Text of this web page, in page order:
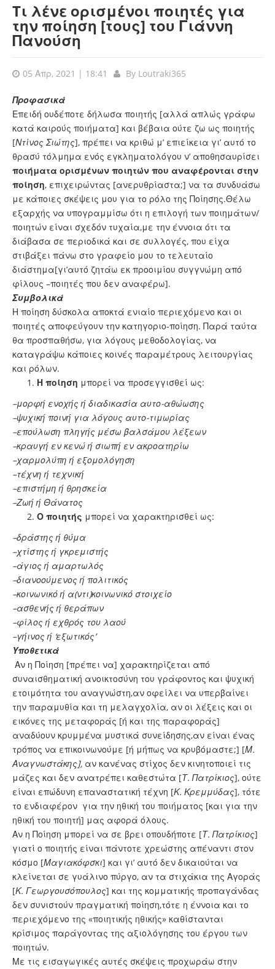
Tι λένε ορισμένοι ποιητές για
την ποίηση [τους] του Γιάννη
Πανούση
05 Απρ, 2021 | 18:41 By Loutraki365
Προφασικά
Επειδή ουδέποτε δήλωσα ποιητής [αλλά απλώς γράφω
κατά καιρούς ποιήματα] και βέβαια ούτε ζω ως ποιητής
[Ντίνος Σιώτης], πρέπει να κριθώ μ’ επιείκεια γι’ αυτό το
θρασύ τόλμημα ενός εγκληματολόγου ν’ αποθησαυρίσει
ποιήματα ορισμένων ποιητών που αναφέρονται στην
ποίηση, επιχειρώντας [ανερυθρίαστα;] να τα συνδυάσω
με κάποιες σκέψεις μου για το ρόλο της Ποίησης.Θέλω
εξαρχής να υπογραμμίσω ότι η επιλογή των ποιημάτων/
ποιητών είναι σχεδόν τυχαία,με την έννοια ότι τα
διάβασα σε περιοδικά και σε συλλογές, που είχα
στιβάξει πάνω στο γραφείο μου το τελευταίο
διάστημα[γι’αυτό ζητάω εκ προοιμίου συγγνώμη από
φίλους –ποιητές που δεν αναφέρω].
Συμβολικά
Η ποίηση δύσκολα αποκτά ενιαίο περιεχόμενο και οι
ποιητές αποφεύγουν την κατηγοριο-ποίηση. Παρά ταύτα
θα προσπαθήσω, για λόγους μεθοδολογίας, να
καταγράψω κάποιες κοινές παραμέτρους λειτουργίας
και ρόλων.
Η ποίηση μπορεί να προσεγγισθεί ως:
–μορφή ενοχής ή διαδικασία αυτο-αθώωσης
–ψυχική ποινή για λόγους αυτο-τιμωρίας
–επούλωση πληγής μέσω βαλσάμου λέξεων
–κραυγή εν κενώ ή σιωπή εν ακροατηρίω
–χαρμολύπη ή εξομολόγηση
–τέχνη ή τεχνική
–επιστήμη ή θρησκεία
–Ζωή ή Θάνατος
Ο ποιητής μπορεί να χαρακτηρισθεί ως:
–δράστης ή θύμα
–χτίστης ή γκρεμιστής
–άγιος ή αμαρτωλός
–διανοούμενος ή πολιτικός
–κοινωνικό ή α(ντι)κοινωνικό στοιχείο
–ασθενής ή θεράπων
–φίλος ή εχθρός του λαού
–γήινος ή ‘εξωτικός’
Υποθετικά
Αν η Ποίηση [πρέπει να] χαρακτηρίζεται από
συναισθηματική ανοικτοσύνη του γράφοντος και ψυχική
ετοιμότητα του αναγνώστη,αν οφείλει να υπερβαίνει
την παραμυθία και τη μελαγχολία, αν οι λέξεις και οι
εικόνες της μεταφοράς [ή και της παραφοράς]
αναδύουν κρυμμένα μυστικά συνείδησης,αν είναι ένας
τρόπος να επικοινωνούμε [ή μήπως να κρυβόμαστε;] [Μ.
Αναγνωστάκης], αν κανένας στίχος δεν κινητοποιεί τις
μάζες και δεν ανατρέπει καθεστώτα [Τ. Πατρίκιος], ούτε
είναι επώδυνη επαναστατική τέχνη [Κ. Κρεμμύδας], τότε
το ενδιαφέρον για την ηθική του ποιήματος [και για την
ηθική του ποιητή] μας αφορά όλους.
Αν η Ποίηση μπορεί να σε βρει οπουδήποτε [Τ. Πατρίκιος]
γιατί ο ποιητής είναι πάντοτε χρεώστης απέναντι στον
κόσμο [Μαγιακόφσκι] και γι’ αυτό δεν δικαιούται να
κλείνεται σε γυάλινο πύργο, αν τα στιχάκια της Αγοράς
[Κ. Γεωργουσόπουλος] και της κομματικής προπαγάνδας
δεν συνιστούν πραγματική ποίηση,τότε η έννοια και το
περιεχόμενο της «ποιητικής ηθικής» καθίστανται
κρίσιμος παράγοντας της αξιολόγησης του έργου των
ποιητών.
Με τις εισαγωγικές αυτές σκέψεις προχωράω στην